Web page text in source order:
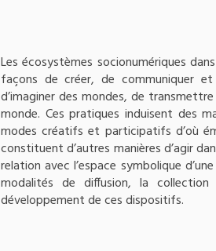
Les écosystèmes socionumériques
façons de créer, de communiquer
d’imaginer des mondes, de
monde. Ces pratiques induisent des
modes créatifs et participatifs d’où
constituent d’autres manières d’agir
relation avec l’espace symbolique
modalités de diffusion, la collection
développement de ces dispositifs.